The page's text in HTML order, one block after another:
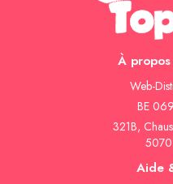
À
Web-
BE
321B,
5070
Aide